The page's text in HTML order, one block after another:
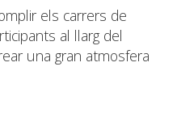
els carrers de
al llarg del
una gran atmosfera